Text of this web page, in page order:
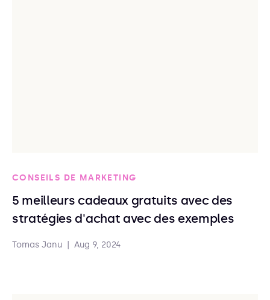
CONSEILS DE MARKETING
5 meilleurs cadeaux gratuits avec des
stratégies d'achat avec des exemples
Tomas Janu Aug 9, 2024